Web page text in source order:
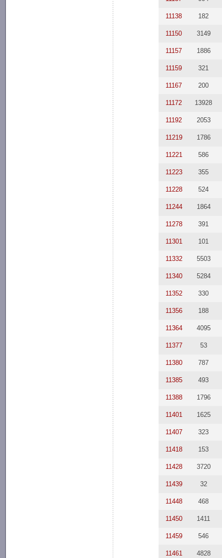
11138 182
11150 3149
11157 1886
11159 321
11167 200
11172 13928
11192 2053
11219 1786
11221 586
11223 355
11228 524
11244 1864
11278 391
11301 101
11332 5503
11340 5284
11352 330
11356 188
11364 4095
11377 53
11380 787
11385 493
11388 1796
11401 1625
11407 323
11418 153
11428 3720
11439 32
11448 468
11450 1411
11459 546
11461 4828